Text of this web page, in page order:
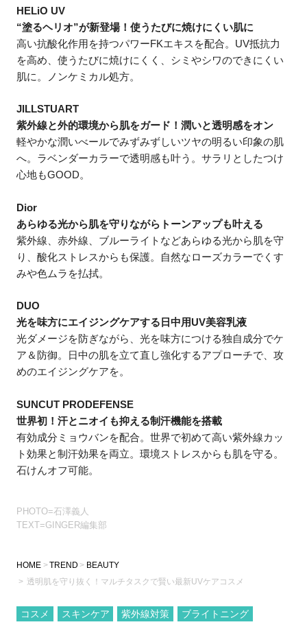
HELiO UV
“塗るヘリオ”が新登場！使うたびに焼けにくい肌に
高い抗酸化作用を持つパワーFKエキスを配合。UV抵抗力
を高め、使うたびに焼けにくく、シミやシワのできにくい
肌に。ノンケミカル処方。
JILLSTUART
紫外線と外的環境から肌をガード！潤いと透明感をオン
軽やかな潤いべールでみずみずしいツヤの明るい印象の肌
へ。ラベンダーカラーで透明感も叶う。サラリとしたつけ
心地もGOOD。
Dior
あらゆる光から肌を守りながらトーンアップも叶える
紫外線、赤外線、ブルーライトなどあらゆる光から肌を守
り、酸化ストレスからも保護。自然なローズカラーでくす
みや色ムラを払拭。
DUO
光を味方にエイジングケアする日中用UV美容乳液
光ダメージを防ぎながら、光を味方につける独自成分でケ
ア＆防御。日中の肌を立て直し強化するアプローチで、攻
めのエイジングケアを。
SUNCUT PRODEFENSE
世界初！汗とニオイも抑える制汗機能を搭載
有効成分ミョウバンを配合。世界で初めて高い紫外線カッ
ト効果と制汗効果を両立。環境ストレスからも肌を守る。
石けんオフ可能。
PHOTO=石澤義人
TEXT=GINGER編集部
HOME TREND
BEAUTY
透明肌を守り抜く！マルチタスクで賢い最新UVケアコスメ
コスメ スキンケア 紫外線対策 ブライトニング